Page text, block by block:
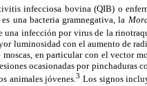
infecciosa bovina (QIB) o
una bacteria gramnegativa, la
una infección por virus de la
luminosidad con el aumento de
en particular con el vector
ocasionadas por pinchaduras
animales jóvenes.3 Los signos